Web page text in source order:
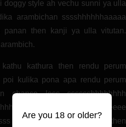
style ah vechu sunni ya ulla
arambichan sssshhhhhhaaaaa
panan then kanji ya ulla vitutan.
kathura then rendu perum
kulika pona apa rendu perum
less sssssshhhhhhhh
aaaaaaa fuckkkkkkkk meeeee
hhhhhh aaaaa nu kathuna then
Are you 18 or older?